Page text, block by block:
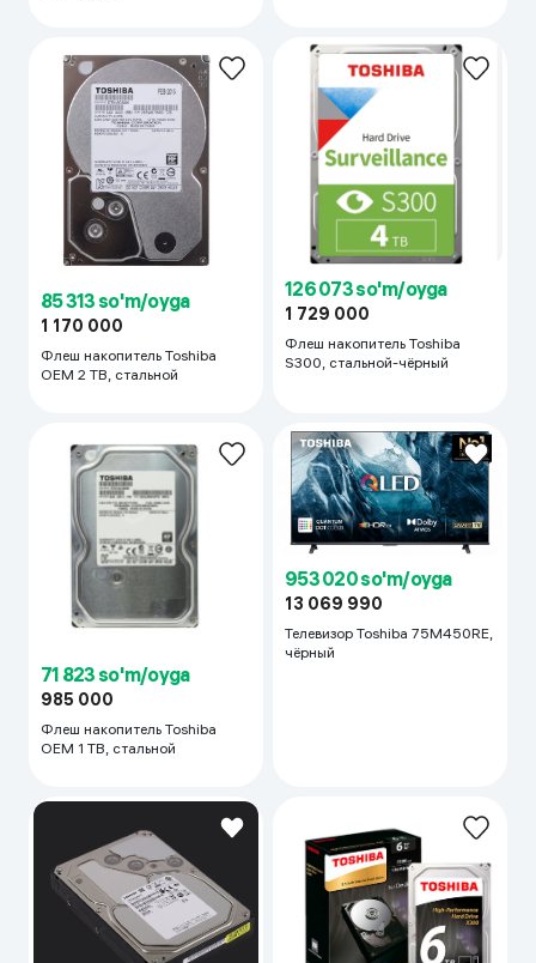
85 313 so'm/oyga
1 170 000
Флеш накопитель Toshiba
OEM 2 TB, стальной
126 073 so'm/oyga
1 729 000
Флеш накопитель Toshiba
S300, стальной-чёрный
71 823 so'm/oyga
985 000
Флеш накопитель Toshiba
OEM 1 TB, стальной
953 020 so'm/oyga
13 069 990
Телевизор Toshiba 75M450RE,
чёрный